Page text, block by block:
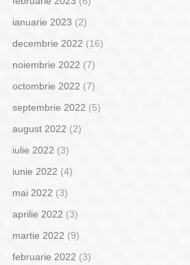
ianuarie 2023 (2)
decembrie 2022 (16)
noiembrie 2022 (7)
octombrie 2022 (7)
septembrie 2022 (5)
august 2022 (2)
iulie 2022 (3)
iunie 2022 (4)
mai 2022 (3)
aprilie 2022 (3)
martie 2022 (9)
februarie 2022 (3)